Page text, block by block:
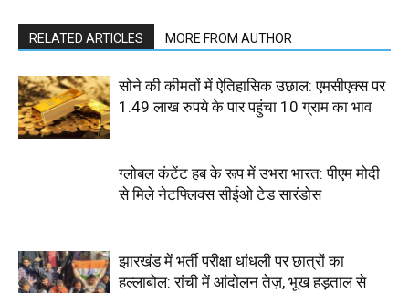
RELATED ARTICLES MORE FROM AUTHOR
सोने की कीमतों में ऐतिहासिक उछाल: एमसीएक्स पर
1.49 लाख रुपये के पार पहुंचा 10 ग्राम का भाव
ग्लोबल कंटेंट हब के रूप में उभरा भारत: पीएम मोदी
से मिले नेटफ्लिक्स सीईओ टेड सारंडोस
झारखंड में भर्ती परीक्षा धांधली पर छात्रों का
हल्लाबोल: रांची में आंदोलन तेज़, भूख हड़ताल से